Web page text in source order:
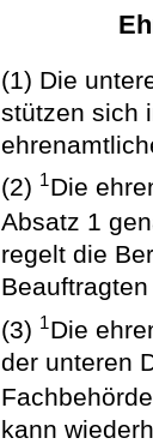
(1) Die
stützen sich
(2) 1Die
Absatz 1
regelt die
(3) 1Die
der unteren
kann